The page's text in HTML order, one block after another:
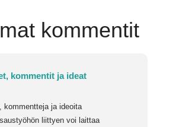
kommentit
kommentit ja ideat
kommentteja ja ideoita
liittyen voi laittaa